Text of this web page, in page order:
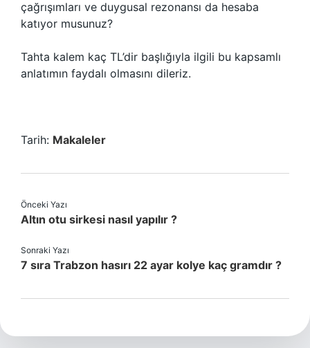
çağrışımları ve duygusal rezonansı da hesaba
katıyor musunuz?
Tahta kalem kaç TL’dir başlığıyla ilgili bu kapsamlı
anlatımın faydalı olmasını dileriz.
Tarih: Makaleler
Önceki Yazı
Altın otu sirkesi nasıl yapılır ?
Sonraki Yazı
7 sıra Trabzon hasırı 22 ayar kolye kaç gramdır ?